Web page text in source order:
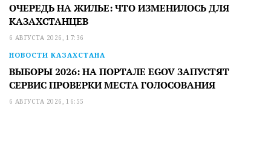
ОЧЕРЕДЬ НА ЖИЛЬЕ: ЧТО ИЗМЕНИЛОСЬ ДЛЯ
КАЗАХСТАНЦЕВ
6 АВГУСТА 2026, 17:36
НОВОСТИ КАЗАХСТАНА
ВЫБОРЫ 2026: НА ПОРТАЛЕ EGOV ЗАПУСТЯТ
СЕРВИС ПРОВЕРКИ МЕСТА ГОЛОСОВАНИЯ
6 АВГУСТА 2026, 16:55